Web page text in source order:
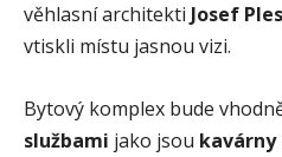
věhlasní architekti Josef
vtiskli místu jasnou vizi.
Bytový komplex bude
službami jako jsou kavárny